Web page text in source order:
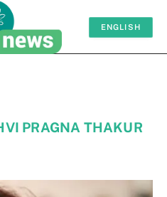
ENGLISH
PRAGNA THAKUR